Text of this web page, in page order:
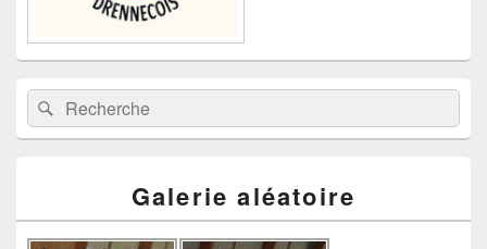
Recherche :Rechercher
Galerie aléatoire